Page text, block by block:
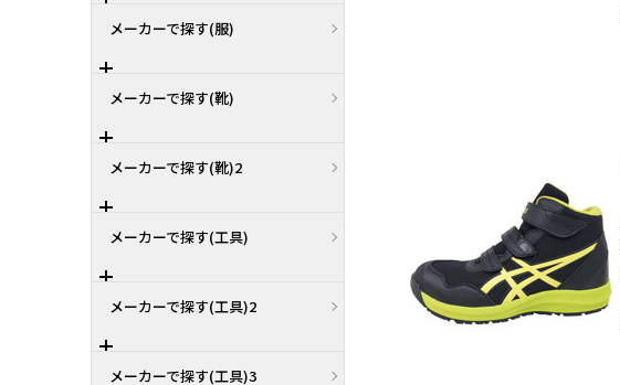
メーカーで探す(服)
メーカーで探す(靴)
メーカーで探す(靴)2
メーカーで探す(工具)
メーカーで探す(工具)2
メーカーで探す(工具)3